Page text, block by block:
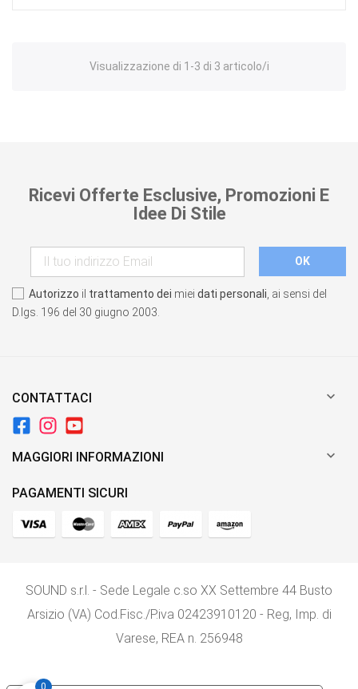
Visualizzazione di 1-3 di 3 articolo/i
Ricevi Offerte Esclusive, Promozioni E
Idee Di Stile
Autorizzo il trattamento dei miei dati personali , ai sensi del
D.lgs. 196 del 30 giugno 2003.
CONTATTACI 
MAGGIORI INFORMAZIONI 
PAGAMENTI SICURI
SOUND s.r.l. - Sede Legale c.so XX Settembre 44 Busto
Arsizio (VA) Cod.Fisc./P.iva 02423910120 - Reg, Imp. di
Varese, REA n. 256948
0